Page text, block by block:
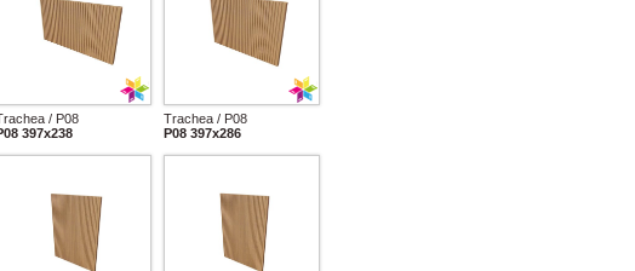
/ P08
397x238
Trachea / P08
P08 397x286